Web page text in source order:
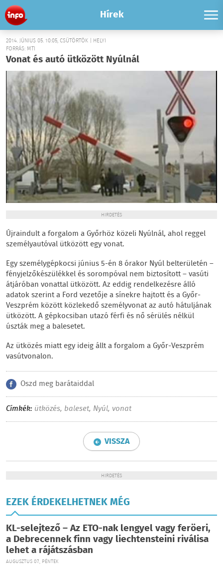
Hírek
2014. JÚNIUS 05. 10:05, CSÜTÖRTÖK | HELYI
FORRÁS: MTI
Vonat és autó ütközött Nyúlnál
HIRDETÉS
Újraindult a forgalom a Győrhöz közeli Nyúlnál, ahol reggel
személyautóval ütközött egy vonat.
Egy személygépkocsi június 5-én 8 órakor Nyúl belterületén –
fényjelzőkészülékkel és sorompóval nem biztosított – vasúti
átjáróban vonattal ütközött. Az eddig rendelkezésre álló
adatok szerint a Ford vezetője a sínekre hajtott és a Győr-
Veszprém között közlekedő személyvonat az autó hátuljának
ütközött. A gépkocsiban utazó férfi és nő sérülés nélkül
úszták meg a balesetet.
Az ütközés miatt egy ideig állt a forgalom a Győr-Veszprém
vasútvonalon.
Oszd meg barátaiddal
Címkék: ütközés, baleset, Nyúl, vonat
VISSZA
HIRDETÉS
EZEK ÉRDEKELHETNEK MÉG
KL-selejtező – Az ETO-nak lengyel vagy feröeri,
a Debrecennek finn vagy liechtensteini riválisa
lehet a rájátszásban
AUGUSZTUS 07., PÉNTEK